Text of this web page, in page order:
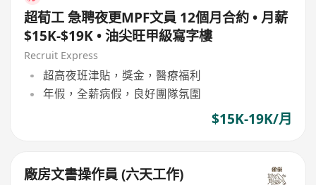
超荀工 急聘夜更MPF文員 12個月合約 • 月薪
$15K-$19K • 油尖旺甲級寫字樓
Recruit Express
超高夜班津貼，獎金，醫療福利
年假，全薪病假，良好團隊氛圍
$15K-19K/月
廠房文書操作員 (六天工作)